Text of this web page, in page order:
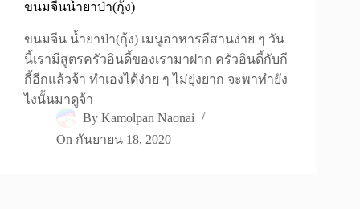
ขนมจีนน้ำยาป่า(กุ้ง)
ขนมจีน น้ำยาป่า(กุ้ง) เมนูอาหารอีสานง่าย ๆ วัน
นี้เรามีสูตรครัวอินดี้ของเรามาฝาก ครัวอินดี้กับกี
กี้อีกแล้วจ้า ทำเองได้ง่าย ๆ ไม่ยุ่งยาก จะพาทำยัง
ไงนั้นมาดูจ้า
By Kamolpan Naonai
On กันยายน 18, 2020